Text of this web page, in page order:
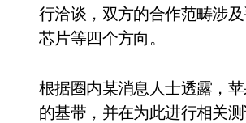
行洽谈，双方的合作范畴涉
芯片等四个方向。
根据圈内某消息人士透露，
的基带，并在为此进行相关